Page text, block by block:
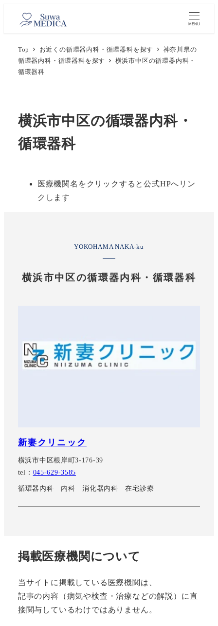
MENU
Top お近くの循環器内科・循環器科を探す
神奈川県の
循環器内科・循環器科を探す
横浜市中区の循環器内科・
循環器科
横浜市中区の循環器内科・
循環器科
医療機関名をクリックすると公式HPへリン
クします
YOKOHAMA NAKA-ku
横浜市中区の循環器内科・循環器科
新妻クリニック
循環器内科 内科 消化器内科 在宅診療
横浜市中区根岸町3-176-39
tel： 045-629-3585
掲載医療機関について
当サイトに掲載している医療機関は、
記事の内容（病気や検査・治療などの解説）に直
接関与しているわけではありません。